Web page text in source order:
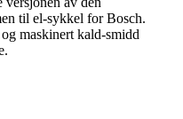
til el-sykkel for Bosch.
maskinert kald-smidd